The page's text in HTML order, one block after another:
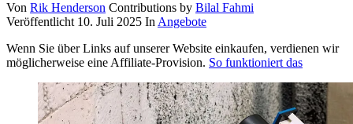
Von Rik Henderson Contributions by Bilal Fahmi
Veröffentlicht 10. Juli 2025 In Angebote
Wenn Sie über Links auf unserer Website einkaufen, verdienen wir
möglicherweise eine Affiliate-Provision. So funktioniert das